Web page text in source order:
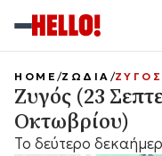
HOME ΖΩΔΙΑ ΖΥΓΟΣ
Ζυγός (23
Οκτωβρίου)
Το δεύτερο